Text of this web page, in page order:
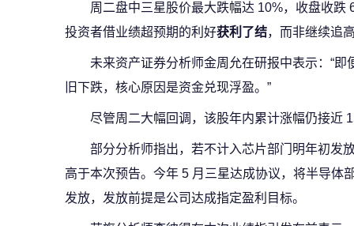
周二盘中三星股价最大跌幅达 10%，收盘收跌
投资者借业绩超预期的利好获利了结，而非继续追
未来资产证券分析师金周允在研报中表示：“
旧下跌，核心原因是资金兑现浮盈。”
尽管周二大幅回调，该股年内累计涨幅仍接近
部分分析师指出，若不计入芯片部门明年初发
高于本次预告。今年 5 月三星达成协议，将半导体
发放，发放前提是公司达成指定盈利目标。